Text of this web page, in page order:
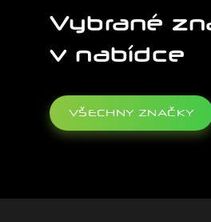
Vybrané
v nabídce
VŠECHNY ZNAČKY